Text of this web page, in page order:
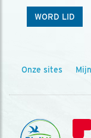
WORD LID
Onze sites